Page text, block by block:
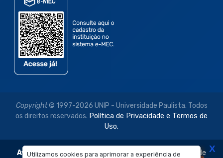
Utilizamos cookies para aprimorar a experiência de
Copyright© 1997-2026 UNIP - Universidade Paulista. Todos
os direitos reservados. Política de Privacidade e Termos de
Uso.
Aviso Legal: As imagens disponibilizadas neste site são de X